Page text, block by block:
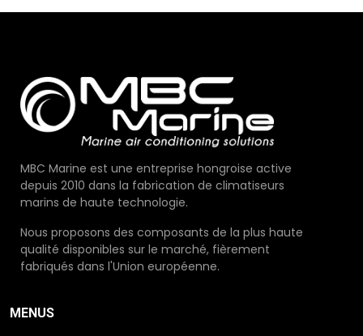
MBC Marine est une entreprise hongroise active
depuis 2010 dans la fabrication de climatiseurs
marins de haute technologie.
Nous proposons des composants de la plus haute
qualité disponibles sur le marché, fièrement
fabriqués dans l'Union européenne.
MENUS